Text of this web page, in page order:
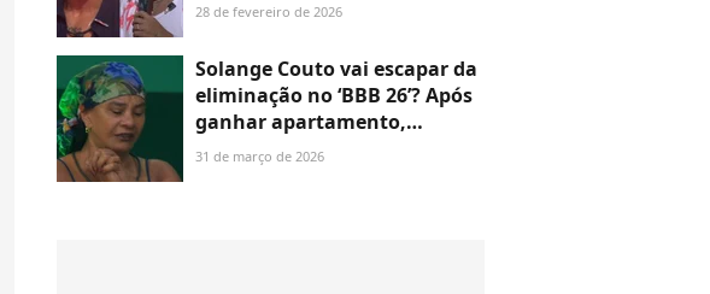
28 de fevereiro de 2026
Solange Couto vai escapar da
eliminação no ‘BBB 26’? Após
ganhar apartamento,
enquete UOL ATUALIZADA
31 de março de 2026